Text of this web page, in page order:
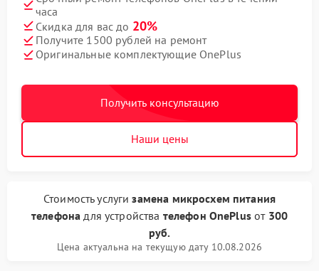
часа
Скидка для вас до 20%
Получите 1500 рублей на ремонт
Оригинальные комплектующие OnePlus
Получить консультацию
Наши цены
Стоимость услугизамена микросхем питания
телефона для устройства телефон OnePlusот 300
руб.
Цена актуальна на текущую дату 10.08.2026